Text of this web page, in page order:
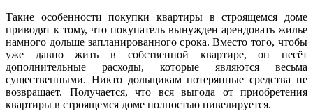
Такие особенности покупки квартиры в строящемся доме
приводят к тому, что покупатель вынужден арендовать жилье
намного дольше запланированного срока. Вместо того, чтобы
уже давно жить в собственной квартире, он несёт
дополнительные расходы, которые являются весьма
существенными. Никто дольщикам потерянные средства не
возвращает. Получается, что вся выгода от приобретения
квартиры в строящемся доме полностью нивелируется.